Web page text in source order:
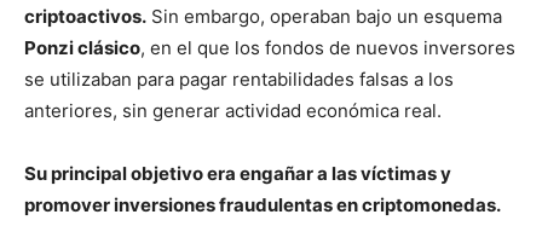
criptoactivos. Sin embargo, operaban bajo un esquema
Ponzi clásico, en el que los fondos de nuevos inversores
se utilizaban para pagar rentabilidades falsas a los
anteriores, sin generar actividad económica real.
Su principal objetivo era engañar a las víctimas y
promover inversiones fraudulentas en criptomonedas.